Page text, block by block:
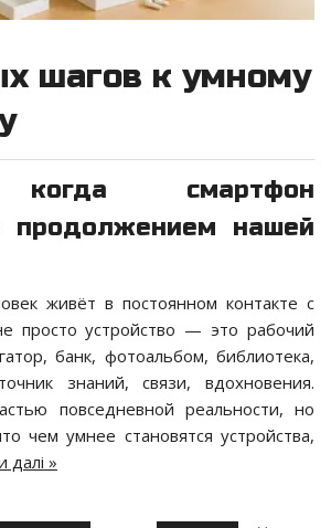
шагов к умному
когда смартфон
продолжением нашей
живёт в постоянном контакте с
просто устройство — это рабочий
банк, фотоальбом, библиотека,
знаний, связи, вдохновения.
повседневной реальности, но
чем умнее становятся устройства,
далі »